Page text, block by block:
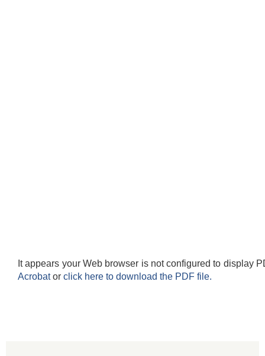
It appears your Web browser is not configured to display
Acrobator click here to download the PDF file.